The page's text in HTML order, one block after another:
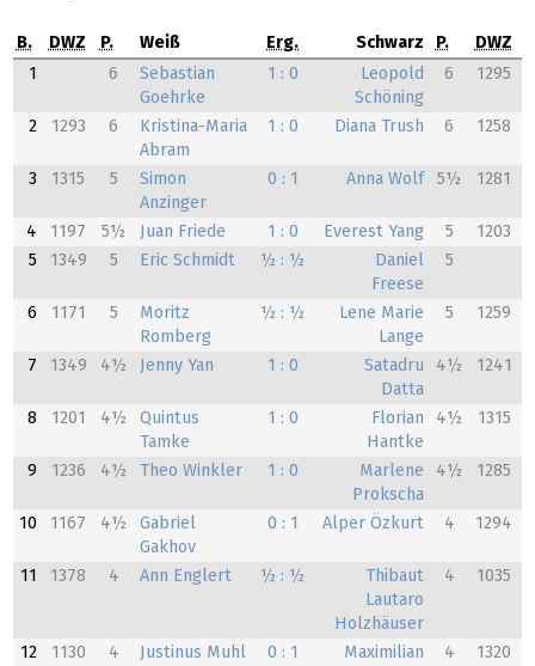
B. DWZ P. Weiß Erg. Schwarz P.
DWZ
1
6
Sebastian
Goehrke
1 : 0
Leopold
Schöning
6 1295
2 1293 6
Kristina-Maria
Abram
1 : 0 Diana Trush 6 1258
3 1315 5
Simon
Anzinger
0 : 1 Anna Wolf 5½ 1281
4 1197 5½ Juan Friede 1 : 0 Everest Yang 5
1203
5
1349 5 Eric Schmidt ½ : ½
Daniel
Freese
5
6 1171 5
Moritz
Romberg
½ : ½
Lene Marie
Lange
5 1259
7 1349 4½ Jenny Yan 1 : 0
Satadru
Datta
4½ 1241
8 1201 4½
Quintus
Tamke
1 : 0
Florian
Hantke
4½ 1315
9 1236 4½ Theo Winkler 1 : 0
Marlene
Prokscha
4½ 1285
10 1167 4½
Gabriel
Gakhov
0 : 1 Alper Özkurt 4 1294
11 1378 4 Ann Englert ½ : ½
Thibaut
Lautaro
Holzhäuser
4 1035
12 1130 4 Justinus Muhl 0 : 1
Maximilian
4 1320